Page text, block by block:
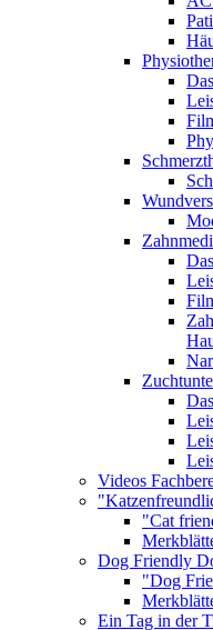
Videos
"Cat
Dog Friendly
"Dog
Ein Tag in der